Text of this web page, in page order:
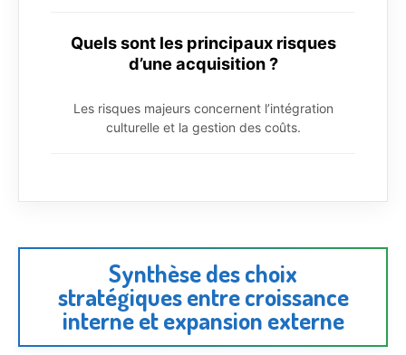
Quels sont les principaux risques
d’une acquisition ?
Les risques majeurs concernent l’intégration
culturelle et la gestion des coûts.
Synthèse des choix
stratégiques entre croissance
interne et expansion externe